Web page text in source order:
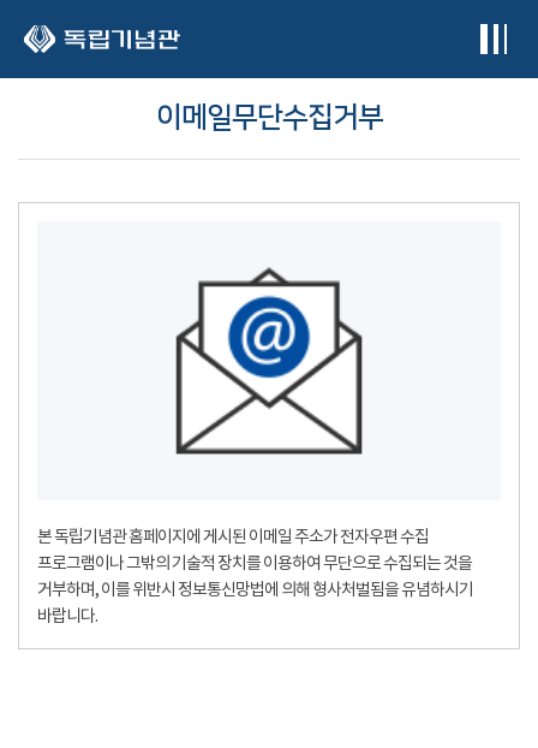
이메일무단수집거부
본 독립기념관 홈페이지에 게시된 이메일 주소가 전자우편 수집
프로그램이나 그밖의 기술적 장치를 이용하여 무단으로 수집되는 것을
거부하며, 이를 위반시 정보통신망법에 의해 형사처벌됨을 유념하시기
바랍니다.